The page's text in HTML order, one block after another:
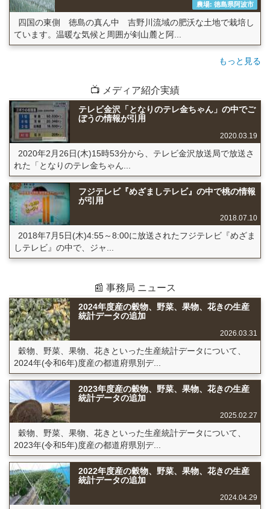
農場: 徳島県阿波市
四国の東側 徳島の真ん中 吉野川流域の肥沃な土地で栽培し
ています。温暖な気候と周囲が剣山麓と阿...
もっと見る
📺 メディア紹介実績
テレビ金沢「となりのテレ金ちゃん」の中でご
ぼうの情報が引用
2020.03.19
2020年2月26日(木)15時53分から、テレビ金沢放送局で放送さ
れた「となりのテレ金ちゃん...
フジテレビ『めざましテレビ』の中で桃の情報
が引用
2018.07.10
2018年7月5日(木)4:55～8:00に放送されたフジテレビ『めざま
しテレビ』の中で、ジャ...
📰 事務局 ニュース
2024年度産の穀物、野菜、果物、花きの生産
統計データの追加
2026.03.31
穀物、野菜、果物、花きといった生産統計データについて、
2024年(令和6年)度産の都道府県別デ...
2023年度産の穀物、野菜、果物、花きの生産
統計データの追加
2025.02.27
穀物、野菜、果物、花きといった生産統計データについて、
2023年(令和5年)度産の都道府県別デ...
2022年度産の穀物、野菜、果物、花きの生産
統計データの追加
2024.04.29